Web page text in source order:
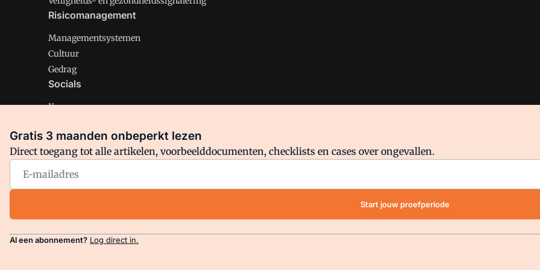
Risicomanagement
Managementsystemen
Cultuur
Gedrag
Socials
X
Facebook
Arbo is onderdeel van VMN media. Lees inons manifestwaar VMN media voor staat. Op gebruik van deze site zijn de
Gratis 3 maanden onbeperkt lezen
Direct toegang tot alle artikelen, voorbeelddocumenten, checklists en cases over ongevallen.
Start jouw proefperiode
Al een abonnement? Log direct in.